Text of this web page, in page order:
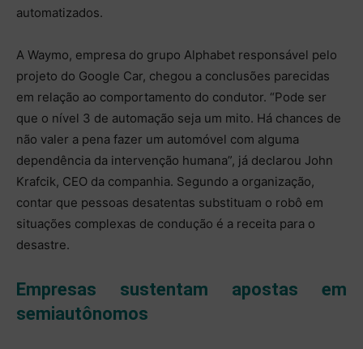
automatizados.
A Waymo, empresa do grupo Alphabet responsável pelo
projeto do Google Car, chegou a conclusões parecidas
em relação ao comportamento do condutor. “Pode ser
que o nível 3 de automação seja um mito. Há chances de
não valer a pena fazer um automóvel com alguma
dependência da intervenção humana”, já declarou John
Krafcik, CEO da companhia. Segundo a organização,
contar que pessoas desatentas substituam o robô em
situações complexas de condução é a receita para o
desastre.
Empresas sustentam apostas em
semiautônomos